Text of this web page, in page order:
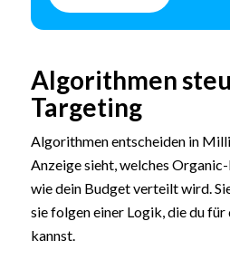
Algorithmen
Targeting
Algorithmen entscheiden in
Anzeige sieht, welches
wie dein Budget verteilt wird.
sie folgen einer Logik, die du für
kannst.